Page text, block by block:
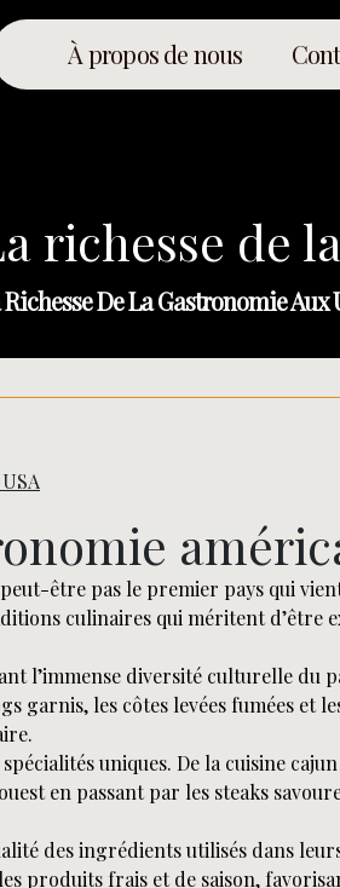
À propos de nous
richesse de
De La Gastronomie Aux
être pas le premier pays qui
culinaires qui méritent d’être
l’immense diversité culturelle du
garnis, les côtes levées fumées et
uniques. De la cuisine cajun
en passant par les steaks
des ingrédients utilisés dans
produits frais et de saison,